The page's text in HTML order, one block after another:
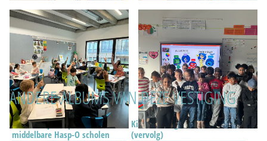
ANDERE ALBUMS VAN DEZE VESTIGING
Zesde leerjaar op bezoek in de
middelbare Hasp-O scholen
KiVa-doe-dag 22 oktober 2025
(vervolg)